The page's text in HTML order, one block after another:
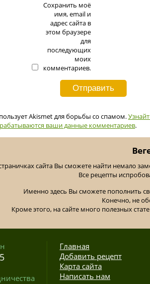
Сохранить моё
имя, email и
адрес сайта в
этом браузере
для
последующих
моих
комментариев.
Akismet для борьбы со спамом.
ваши данные комментариев.
сайта Вы сможете найти немало
Все рецепты
Именно здесь Вы сможете пополнить
Конечно, не
Кроме этого, на сайте много полезных
Главная
Добавить рецепт
Карта сайта
Написать нам